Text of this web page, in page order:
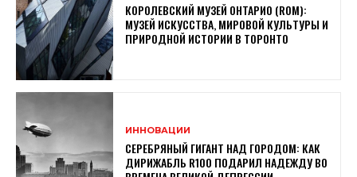
КОРОЛЕВСКИЙ МУЗЕЙ ОНТАРИО (ROM):
МУЗЕЙ ИСКУССТВА, МИРОВОЙ КУЛЬТУРЫ И
ПРИРОДНОЙ ИСТОРИИ В ТОРОНТО
ИННОВАЦИИ
СЕРЕБРЯНЫЙ ГИГАНТ НАД ГОРОДОМ: КАК
ДИРИЖАБЛЬ R100 ПОДАРИЛ НАДЕЖДУ ВО